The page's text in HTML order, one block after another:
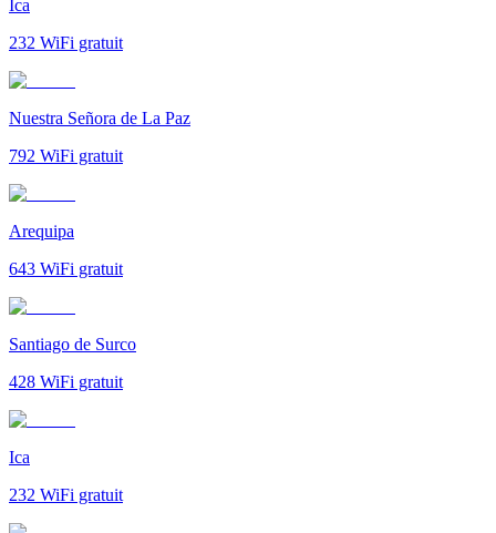
Ica
232 WiFi gratuit
Nuestra Señora de La Paz
792 WiFi gratuit
Arequipa
643 WiFi gratuit
Santiago de Surco
428 WiFi gratuit
Ica
232 WiFi gratuit